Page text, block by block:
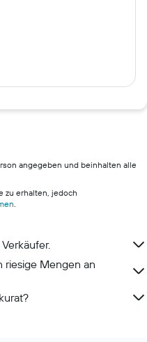
angegeben und beinhalten alle
zu erhalten, jedoch
.
Mengen an